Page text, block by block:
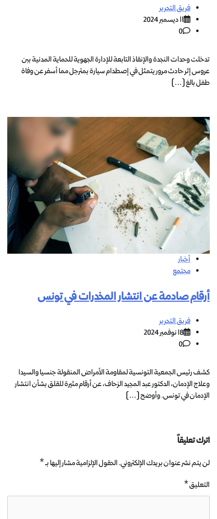
فريق التحرير
11 ديسمبر 2024
0
تدخلت وحدات النجدة والإنقاذ التابعة للإدارة الجهوية للحماية المدنية ببن
عروس إثر حادث مرور يتمثل في إصطدام سيارة بمترجل مما أسفر عن وفاة
طفل بالغ […]
أخبار
مجتمع
أرقام صادمة عن انتشار المخدرات في تونس
فريق التحرير
18 نوفمبر 2024
0
كشف رئيس الجمعية التونسية لمقاومة الأمراض المنقولة جنسيا والسيدا
وعلاج الإدمان، الدكتور عبد المجيد الزحاف، عن أرقام مثيرة للقلق بشأن انتشار
الإدمان في تونس. وأوضح […]
اترك تعليقاً
لن يتم نشر عنوان بريدك الإلكتروني.الحقول الإلزامية مشار إليها بـ*
التعليق*